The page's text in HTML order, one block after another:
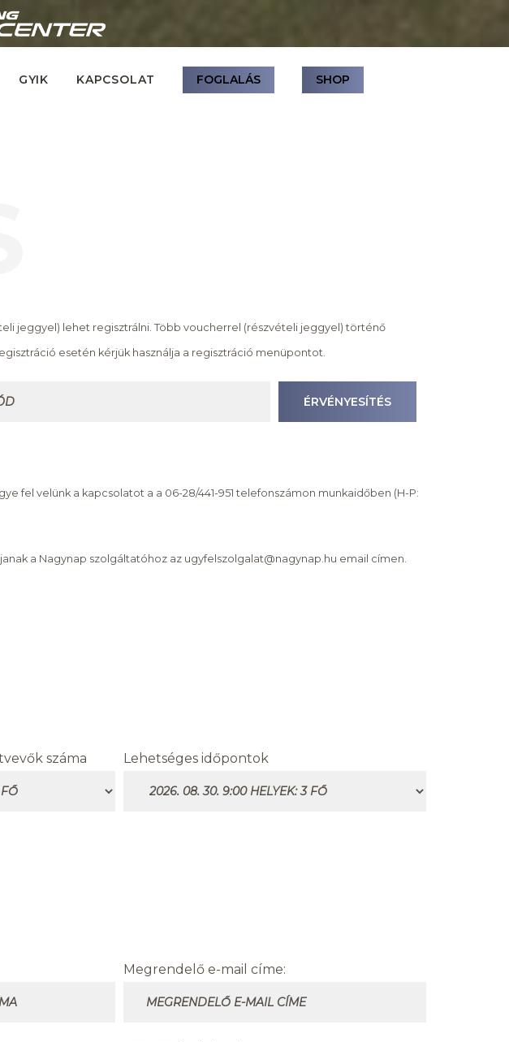
GYIK KAPCSOLAT FOGLALÁS SHOP
jeggyel) lehet regisztrálni. Több voucherrel (részvételi jeggyel) történő
esetén kérjük használja a regisztráció menüpontot.
ÉRVÉNYESÍTÉS
fel velünk a kapcsolatot a a 06-28/441-951 telefonszámon munkaidőben (H-P:
a Nagynap szolgáltatóhoz az ugyfelszolgalat@nagynap.hu email címen.
száma Lehetséges időpontok
Megrendelő e-mail címe: